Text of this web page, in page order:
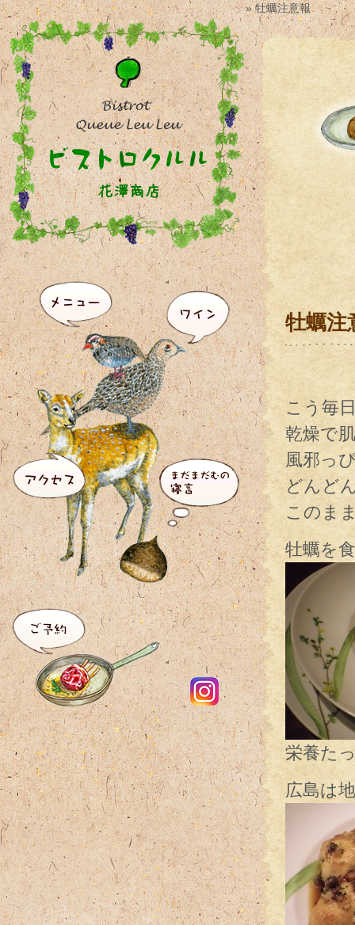
» 牡蠣注意報
牡蠣注
こう毎
乾燥で
風邪っ
どんど
このま
牡蠣を
栄養た
広島は